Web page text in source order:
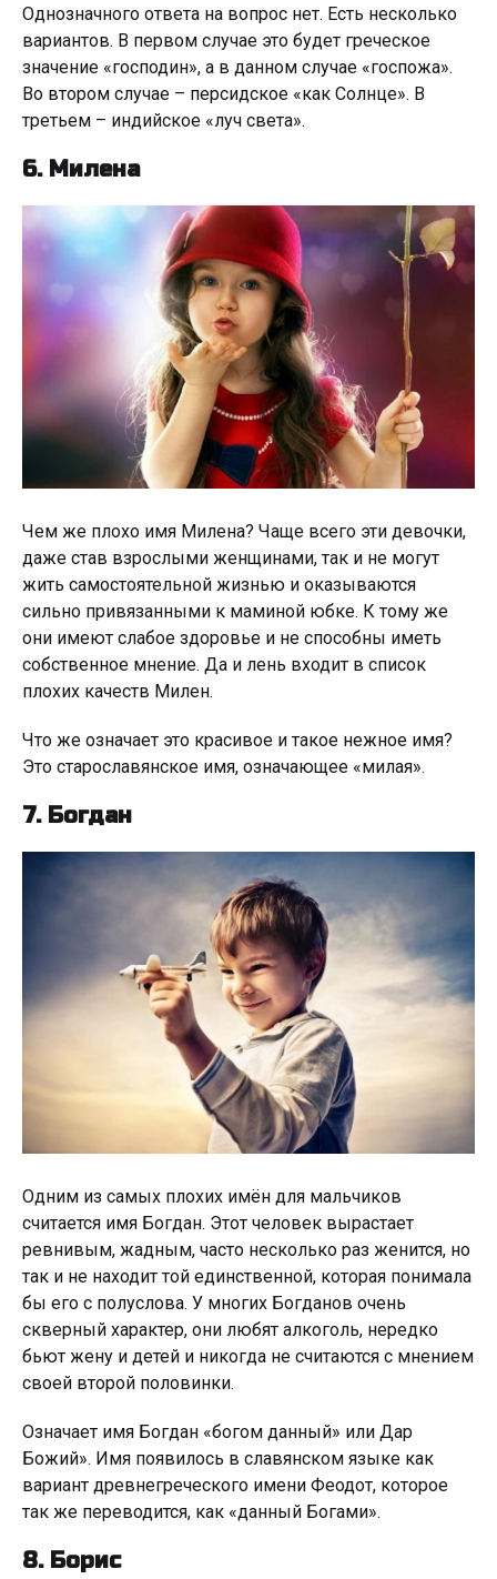
Однозначного ответа на вопрос нет. Есть несколько
вариантов. В первом случае это будет греческое
значение «господин», а в данном случае «госпожа».
Во втором случае – персидское «как Солнце». В
третьем – индийское «луч света».
6. Милена
Чем же плохо имя Милена? Чаще всего эти девочки,
даже став взрослыми женщинами, так и не могут
жить самостоятельной жизнью и оказываются
сильно привязанными к маминой юбке. К тому же
они имеют слабое здоровье и не способны иметь
собственное мнение. Да и лень входит в список
плохих качеств Милен.
Что же означает это красивое и такое нежное имя?
Это старославянское имя, означающее «милая».
7. Богдан
Одним из самых плохих имён для мальчиков
считается имя Богдан. Этот человек вырастает
ревнивым, жадным, часто несколько раз женится, но
так и не находит той единственной, которая понимала
бы его с полуслова. У многих Богданов очень
скверный характер, они любят алкоголь, нередко
бьют жену и детей и никогда не считаются с мнением
своей второй половинки.
Означает имя Богдан «богом данный» или Дар
Божий». Имя появилось в славянском языке как
вариант древнегреческого имени Феодот, которое
так же переводится, как «данный Богами».
8. Борис